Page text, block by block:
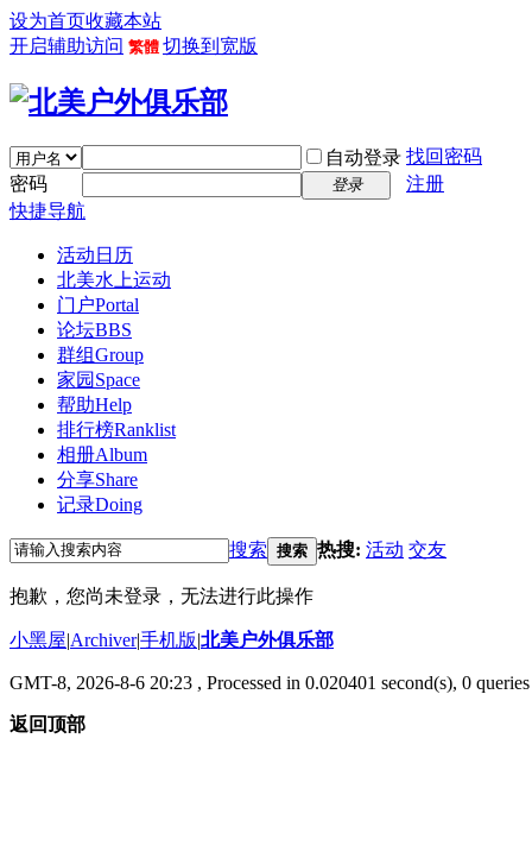
设为首页收藏本站
开启辅助访问 繁體 切换到宽版
自动登录 找回密码
密码
登录
注册
快捷导航
活动日历
北美水上运动
门户Portal
论坛BBS
群组Group
家园 Space
帮助Help
排行榜Ranklist
相册Album
分享Share
记录Doing
搜索 搜索 热搜: 活动 交友
抱歉，您尚未登录，无法进行此操作
小黑屋|Archiver|手机版|北美户外俱乐部
GMT-8, 2026-8-6 20:23 , Processed in 0.020401 second(s), 0
返回顶部